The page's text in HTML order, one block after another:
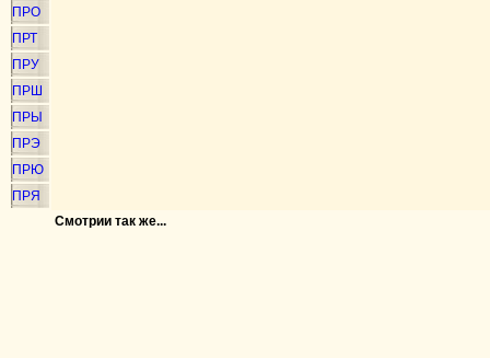
ПРО
ПРТ
ПРУ
ПРШ
ПРЫ
ПРЭ
ПРЮ
ПРЯ
Смотрии так же...